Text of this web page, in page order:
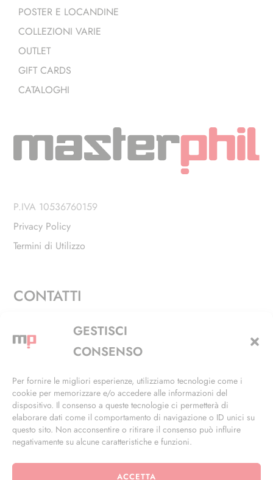
GESTISCI
CONSENSO
Per fornire le migliori esperienze, utilizziamo tecnologie come i
cookie per memorizzare e/o accedere alle informazioni del
dispositivo. Il consenso a queste tecnologie ci permetterà di
elaborare dati come il comportamento di navigazione o ID unici su
questo sito. Non acconsentire o ritirare il consenso può influire
negativamente su alcune caratteristiche e funzioni.
ACCETTA
POSTER E LOCANDINE
COLLEZIONI VARIE
OUTLET
GIFT CARDS
CATALOGHI
P.IVA 10536760159
Privacy Policy
Termini di Utilizzo
CONTATTI
Via Alfieri, 27 - Trezzano Sul Naviglio (MI)
+39 02 4846 3155
info@masterphil.it